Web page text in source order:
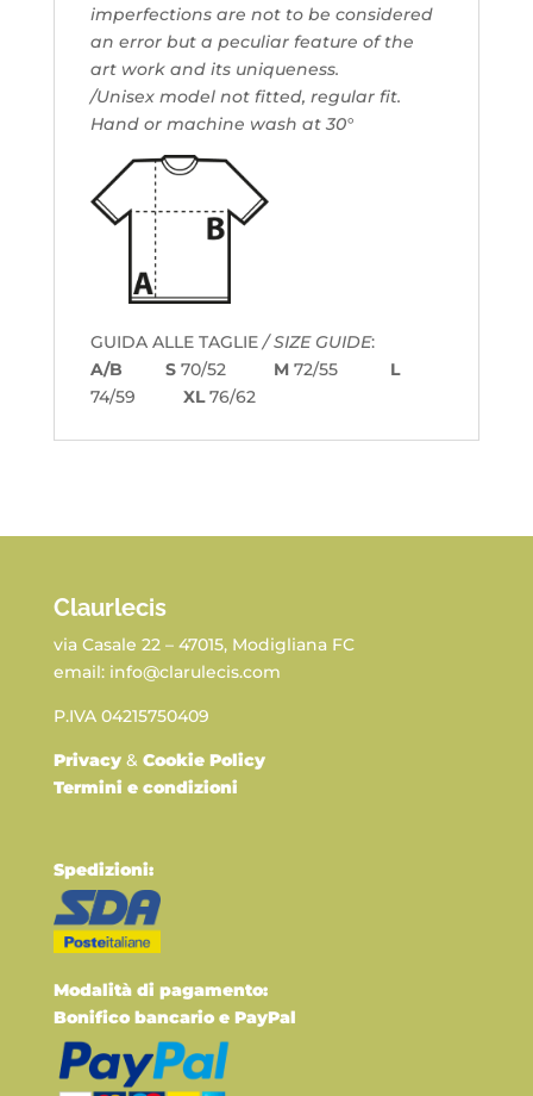
imperfections are not to be considered
an error but a peculiar feature of the
art work and its uniqueness.
/Unisex model not fitted, regular fit.
Hand or machine wash at 30°
GUIDA ALLE TAGLIE / SIZE GUIDE:
A/B S70/52 M 72/55 L
74/59 XL76/62
Claurlecis
via Casale 22 – 47015, Modigliana FC
email: info@clarulecis.com
P.IVA 04215750409
Privacy& Cookie Policy
Termini e condizioni
Spedizioni:
Modalità di pagamento:
Bonifico bancario e PayPal